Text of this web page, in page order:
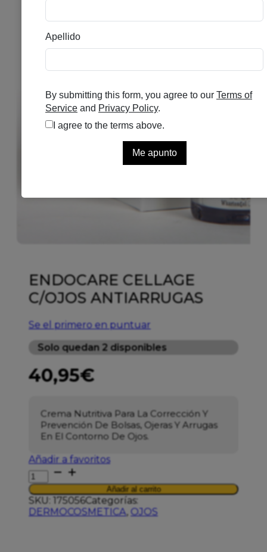
ENDOCARE CELLAGE
C/OJOS ANTIARRUGAS
Se el primero en puntuar
Solo quedan 2 disponibles
40,95€
Crema Nutritiva Para La Corrección Y
Prevención De Bolsas, Ojeras Y Arrugas
En El Contorno De Ojos.
Añadir a favoritos
ENDOCARE
CELLAGE
C/OJOS
ANTIARRUGAS
cantidad
Añadir al carrito
SKU: 175056Categorías:
DERMOCOSMETICA, OJOS